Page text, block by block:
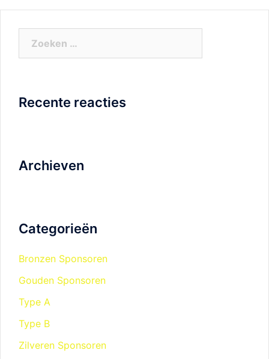
Recente reacties
Archieven
Categorieën
Bronzen Sponsoren
Gouden Sponsoren
Type A
Type B
Zilveren Sponsoren